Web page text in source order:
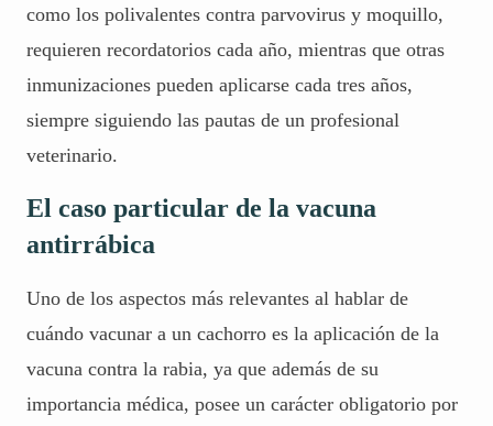
como los polivalentes contra parvovirus y moquillo,
requieren recordatorios cada año, mientras que otras
inmunizaciones pueden aplicarse cada tres años,
siempre siguiendo las pautas de un profesional
veterinario.
El caso particular de la vacuna
antirrábica
Uno de los aspectos más relevantes al hablar de
cuándo vacunar a un cachorro es la aplicación de la
vacuna contra la rabia, ya que además de su
importancia médica, posee un carácter obligatorio por